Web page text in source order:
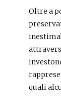
Oltre a
quali